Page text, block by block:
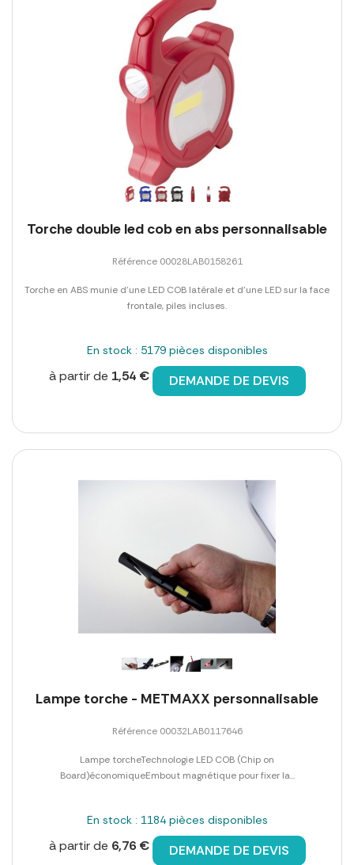
Torche double led cob en abs personnalisable
Référence 00028LAB0158261
Torche en ABS munie d'une LED COB latérale et d'une LED sur la face
frontale, piles incluses.
En stock : 5179 pièces disponibles
à partir de 1,54 € DEMANDE DE DEVIS
Lampe torche - METMAXX personnalisable
Référence 00032LAB0117646
Lampe torcheTechnologie LED COB (Chip on
Board)économiqueEmbout magnétique pour fixer la...
En stock : 1184 pièces disponibles
à partir de 6,76 € DEMANDE DE DEVIS